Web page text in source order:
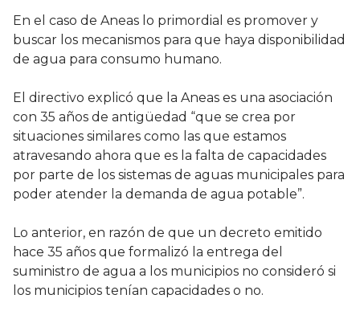
En el caso de Aneas lo primordial es promover y
buscar los mecanismos para que haya disponibilidad
de agua para consumo humano.
El directivo explicó que la Aneas es una asociación
con 35 años de antigüedad “que se crea por
situaciones similares como las que estamos
atravesando ahora que es la falta de capacidades
por parte de los sistemas de aguas municipales para
poder atender la demanda de agua potable”.
Lo anterior, en razón de que un decreto emitido
hace 35 años que formalizó la entrega del
suministro de agua a los municipios no consideró si
los municipios tenían capacidades o no.